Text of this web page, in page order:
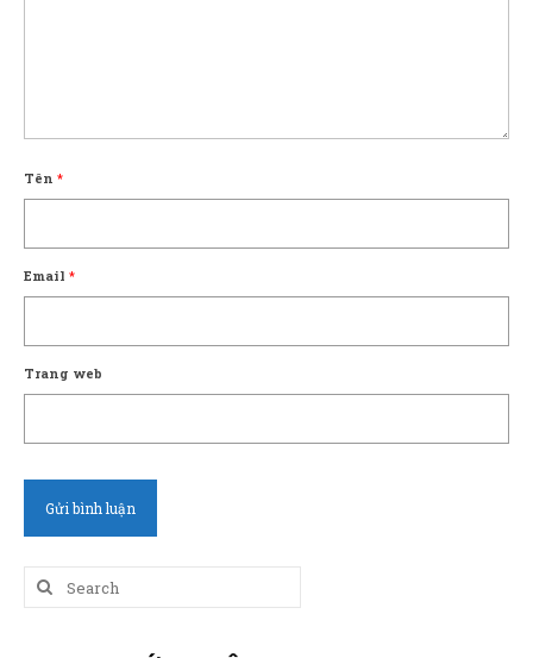
Tên *
Email *
Trang web
Search
for: